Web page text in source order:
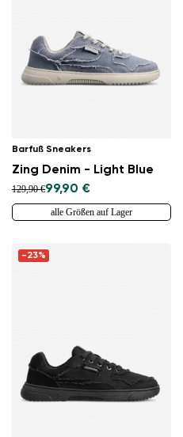
Barfuß Sneakers
Zing Denim - Light Blue
129,90 €99,90 €
alle Größen auf Lager
-23%